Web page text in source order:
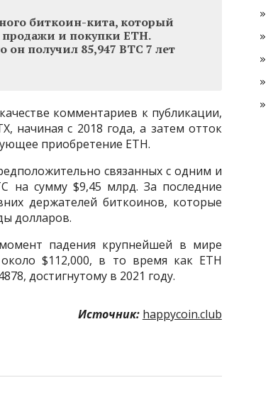
биткоин-кита, который
и покупки ETH.
получил 85,947 BTC 7 лет
комментариев к публикации,
начиная с 2018 года, а затем отток
приобретение ETH.
связанных с одним и
на сумму $9,45 млрд. За последние
держателей биткоинов, которые
долларов.
падения крупнейшей в мире
$112,000, в то время как ETH
достигнутому в 2021 году.
Источник: happycoin.club